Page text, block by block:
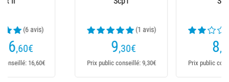
(2 avis)
Prix public conseillé: 8,35€
(1 avis)
Prix public conseillé: 11€